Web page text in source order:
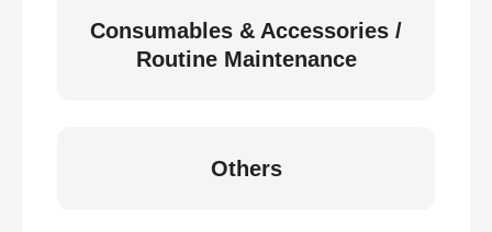
Consumables & Accessories /
Routine Maintenance
Others